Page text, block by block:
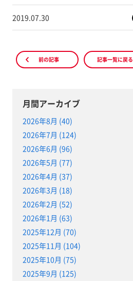
2019.07.30
前の記事 記事一覧に戻る
月間アーカイブ
2026年8月 (40)
2026年7月 (124)
2026年6月 (96)
2026年5月 (77)
2026年4月 (37)
2026年3月 (18)
2026年2月 (52)
2026年1月 (63)
2025年12月 (70)
2025年11月 (104)
2025年10月 (75)
2025年9月 (125)